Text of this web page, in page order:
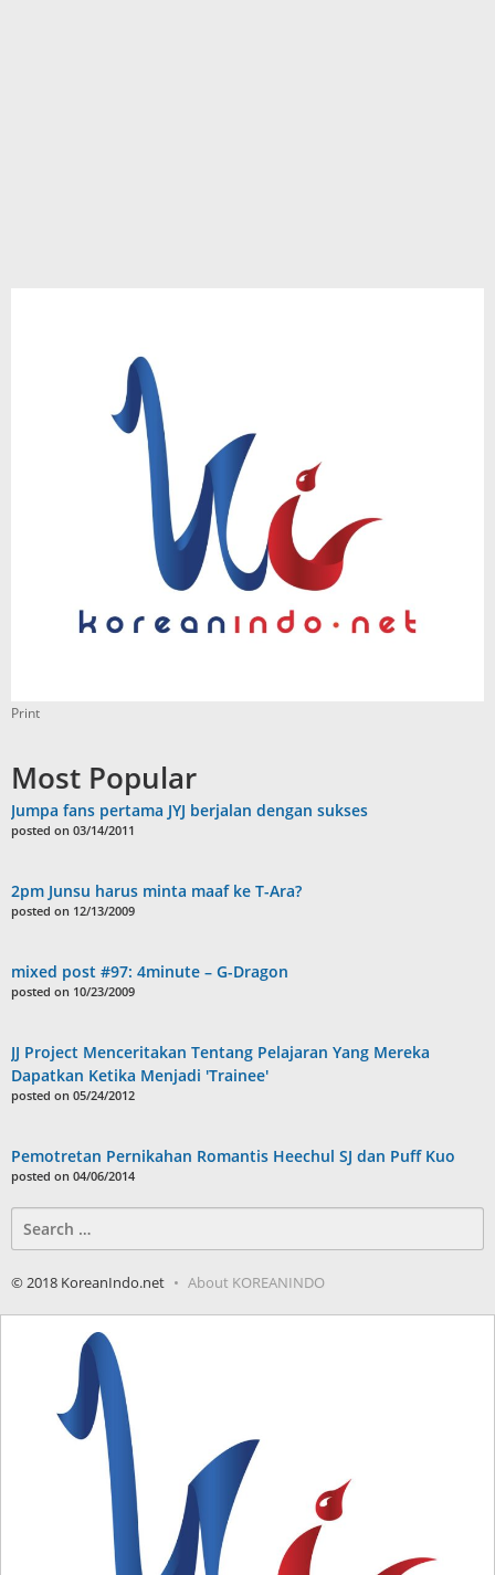
Print
Most Popular
Jumpa fans pertama JYJ berjalan dengan sukses
posted on 03/14/2011
2pm Junsu harus minta maaf ke T-Ara?
posted on 12/13/2009
mixed post #97: 4minute – G-Dragon
posted on 10/23/2009
JJ Project Menceritakan Tentang Pelajaran Yang Mereka
Dapatkan Ketika Menjadi 'Trainee'
posted on 05/24/2012
Pemotretan Pernikahan Romantis Heechul SJ dan Puff Kuo
posted on 04/06/2014
for:
© 2018 KoreanIndo.net About KOREANINDO